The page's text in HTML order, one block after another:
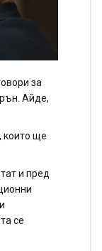
за
Айде,
които ще
и пред
се